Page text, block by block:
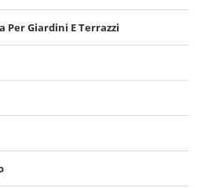
Per Giardini E Terrazzi